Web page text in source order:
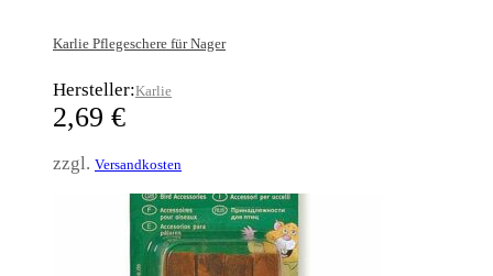
Karlie Pflegeschere für Nager
Hersteller:Karlie
2,69 €
zzgl. Versandkosten